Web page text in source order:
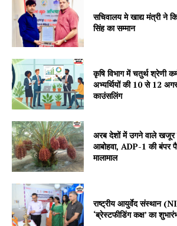
SUBSCRIBE NOW
Company
About
Contact us
Subscription Plans
सचिवालय मे खाद्य मंत्री ने
सिंह का सम्मान
कृषि विभाग में चतुर्थ श्रेणी
अभ्यर्थियों की 10 से 12
काउंसलिंग
अरब देशों में उगने वाले खजूर
आबोहवा, ADP-1 की बंपर
मालामाल
राष्ट्रीय आयुर्वेद संस्थान
‘ब्रेस्टफीडिंग कक्ष’ का